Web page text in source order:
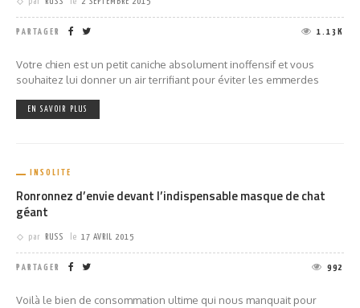
PARTAGER 1.13K
Votre chien est un petit caniche absolument inoffensif et vous
souhaitez lui donner un air terrifiant pour éviter les emmerdes
EN SAVOIR PLUS
INSOLITE
Ronronnez d’envie devant l’indispensable masque de chat
géant
par RUSS le 17 AVRIL 2015
PARTAGER 992
Voilà le bien de consommation ultime qui nous manquait pour